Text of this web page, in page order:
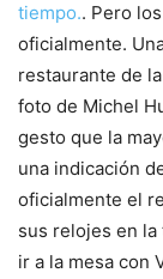
tiempo.. Pero
oficialmente.
restaurante de
foto de Michel
gesto que la
una indicación
oficialmente el
sus relojes en
ir a la mesa con